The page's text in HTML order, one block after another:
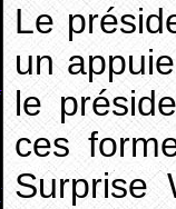
Le
un
le
ces
Surprise